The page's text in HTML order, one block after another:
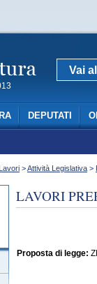
Vai
DEPUTATI
Lavori >Attività Legislativa >
LAVORI
Proposta di legge: